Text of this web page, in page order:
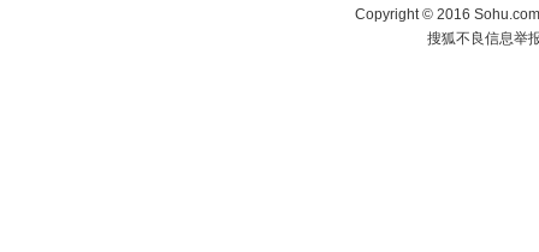
Copyright©2016
搜狐不良信息举